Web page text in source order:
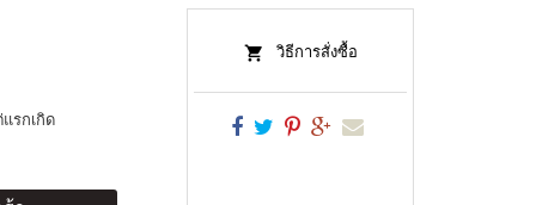
รกเกิด
วิธีการสั่งซื้อ